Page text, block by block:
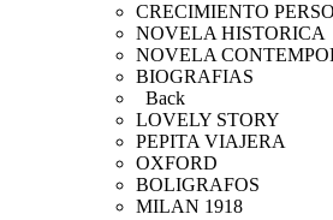
CRECIMIENTO
NOVELA HISTORICA
NOVELA
BIOGRAFIAS
Back
LOVELY STORY
PEPITA VIAJERA
OXFORD
BOLIGRAFOS
MILAN 1918